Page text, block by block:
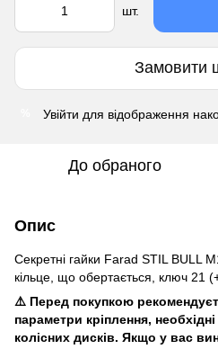
шт.
Замовити
Увійти для відображення
До обраного
Опис
Секретні гайки Farad STIL BULL
кільце, що обертається, ключ 21
⚠️ Перед покупкою
параметри кріплення,
колісних дисків. Якщо у вас